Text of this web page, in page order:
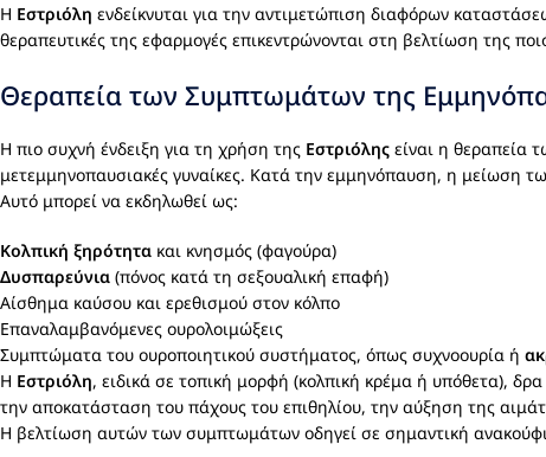
Η Εστριόλη ενδείκνυται για την αντιμετώπιση διαφόρων
θεραπευτικές της εφαρμογές επικεντρώνονται στη βελτίωση της
Θεραπεία των Συμπτωμάτων της
Η πιο συχνή ένδειξη για τη χρήση της Εστριόλης είναι η θεραπεία
μετεμμηνοπαυσιακές γυναίκες. Κατά την εμμηνόπαυση, η μείωση
Αυτό μπορεί να εκδηλωθεί ως:
Κολπική ξηρότητα και κνησμός (φαγούρα)
Δυσπαρεύνια (πόνος κατά τη σεξουαλική επαφή)
Αίσθημα καύσου και ερεθισμού στον κόλπο
Επαναλαμβανόμενες ουρολοιμώξεις
Συμπτώματα του ουροποιητικού συστήματος, όπως συχνοουρία ή
Η Εστριόλη, ειδικά σε τοπική μορφή (κολπική κρέμα ή υπόθετα),
την αποκατάσταση του πάχους του επιθηλίου, την αύξηση της
Η βελτίωση αυτών των συμπτωμάτων οδηγεί σε σημαντική